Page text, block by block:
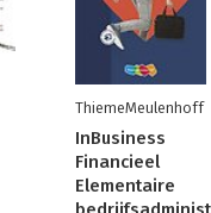
ThiemeMeulenhoff
InBusiness
Financieel
Elementaire